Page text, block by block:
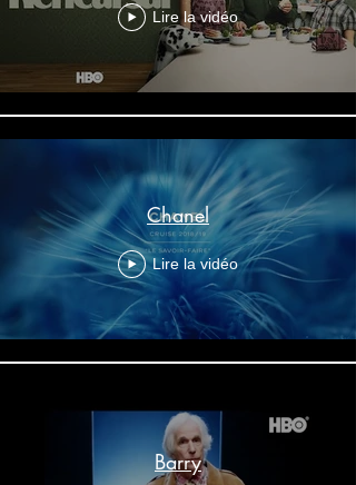
Lire la vidéo
Chanel
Lire la vidéo
Barry